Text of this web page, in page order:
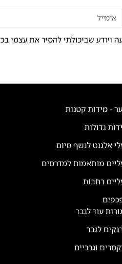
ויודע שביכולתי להסיר את עצמי
- מידות קטנות
גדולות
אלגנט לנשף סיום
מותאמות למדרסים
רחבות
עור לגבר
לגבר
וגרביים